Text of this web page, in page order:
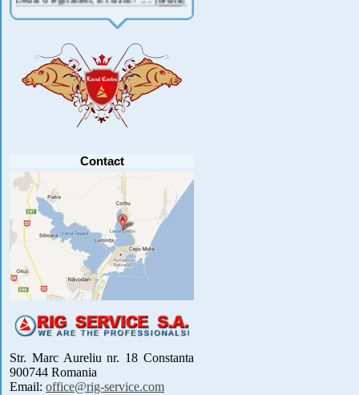
ANUNT IMPORTANT
AVAND IN VEDERE SITUATIA ACTUALA -
CAT SI A REGLEMENTARILOR LEGALE ,
PRECUM SI RETRAGEREA UNOR
PARTICIPANTI ..... [detalii]
Anunt important
Va anuntam ca editia 30 a concursului de
pescuit CUPA RIG la CRAP din perioada 2-5
septembrie 2021 se reprogrameaza pentru luna
Contact
Str. Marc Aureliu nr. 18 Constanta
900744 Romania
Email: office@rig-service.com